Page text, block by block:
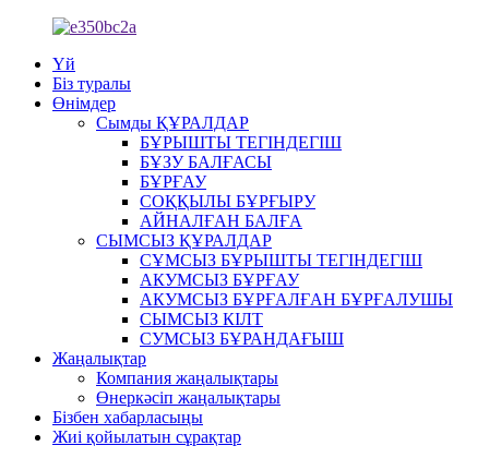
Үй
Біз туралы
Өнімдер
Сымды ҚҰРАЛДАР
БҰРЫШТЫ ТЕГІНДЕГІШ
БҰЗУ БАЛҒАСЫ
БҰРҒАУ
СОҚҚЫЛЫ БҰРҒЫРУ
АЙНАЛҒАН БАЛҒА
СЫМСЫЗ ҚҰРАЛДАР
СҰМСЫЗ БҰРЫШТЫ ТЕГІНДЕГІШ
АКУМСЫЗ БҰРҒАУ
АКУМСЫЗ БҰРҒАЛҒАН БҰРҒАЛУШЫ
СЫМСЫЗ КІЛТ
СУМСЫЗ БҰРАНДАҒЫШ
Жаңалықтар
Компания жаңалықтары
Өнеркәсіп жаңалықтары
Бізбен хабарласыңы
Жиі қойылатын сұрақтар